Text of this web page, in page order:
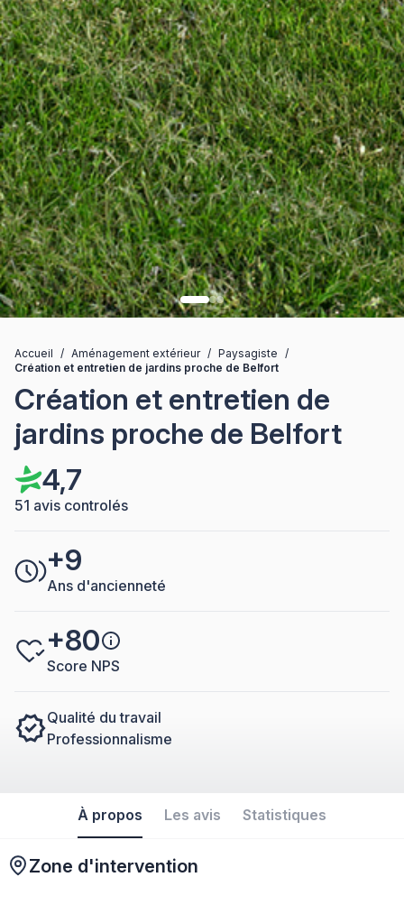
Accueil / Aménagement extérieur / Paysagiste
/
Création et entretien de jardins proche de Belfort
Création et entretien de
jardins proche de Belfort
4,7
51 avis controlés
+9
Ans d'ancienneté
+80
Score NPS
Qualité du travail
Professionnalisme
À propos Les avis Statistiques
Zone d'intervention